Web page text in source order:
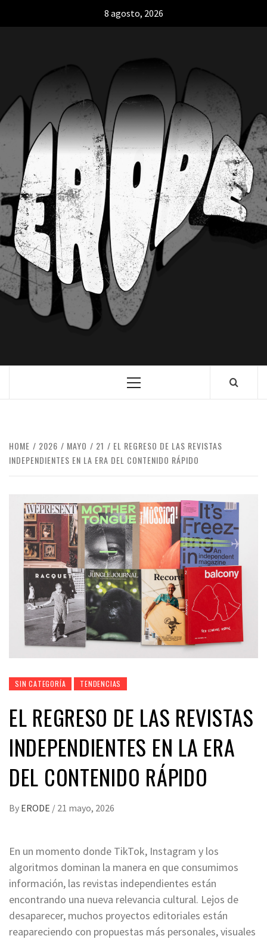
8 agosto, 2026
HOME 2026 MAYO 21
EL REGRESO DE LAS REVISTAS
INDEPENDIENTES EN LA ERA DEL CONTENIDO RÁPIDO
SIN CATEGORÍA TENDENCIAS
EL REGRESO DE LAS REVISTAS
INDEPENDIENTES EN LA ERA
DEL CONTENIDO RÁPIDO
By ERODE / 21 mayo, 2026
En un momento donde TikTok, Instagram y los
algoritmos dominan la manera en que consumimos
información, las revistas independientes están
encontrando una nueva relevancia cultural. Lejos de
desaparecer, muchos proyectos editoriales están
reapareciendo con propuestas más personales, visuales